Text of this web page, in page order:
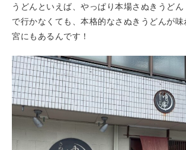
うどんといえば、やっぱり本場さぬきうどん
で行かなくても、本格的なさぬきうどんが
宮にもあるんです！